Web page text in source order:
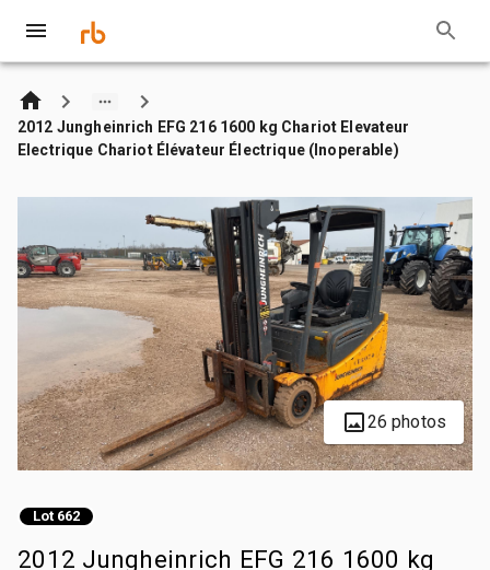
2012 Jungheinrich EFG 216 1600 kg Chariot Elevateur
Electrique Chariot Élévateur Électrique (Inoperable)
26 photos
Lot 662
2012 Jungheinrich EFG 216 1600 kg